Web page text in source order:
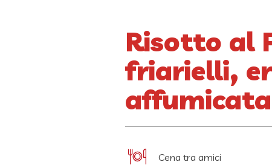
Risotto al
friarielli,
affumicata
Cena tra amici